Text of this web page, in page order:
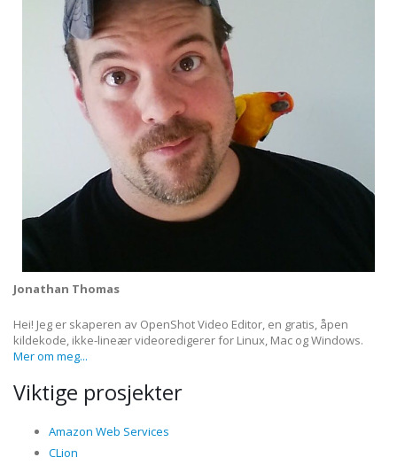
Jonathan Thomas
Hei! Jeg er skaperen av OpenShot Video Editor, en gratis, åpen
kildekode, ikke-lineær videoredigerer for Linux, Mac og Windows.
Mer om meg...
Viktige prosjekter
Amazon Web Services
CLion